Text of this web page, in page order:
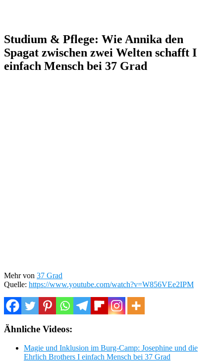
Studium & Pflege: Wie Annika den
Spagat zwischen zwei Welten schafft I
einfach Mensch bei 37 Grad
Mehr von 37 Grad
Quelle: https://www.youtube.com/watch?v=W856VEe2IPM
Ähnliche Videos:
Magie und Inklusion im Burg-Camp: Josephine und die
Ehrlich Brothers I einfach Mensch bei 37 Grad